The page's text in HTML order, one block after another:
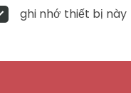
ghi nhớ thiết bị này